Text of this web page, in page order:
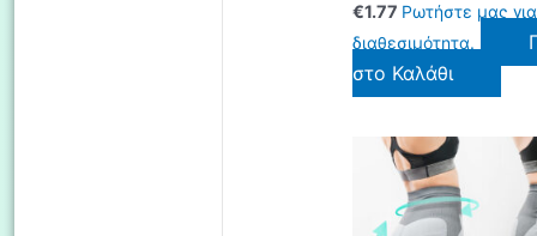
€1.77 Ρωτήστε μας για
διαθεσιμότητα.
στο Καλάθι